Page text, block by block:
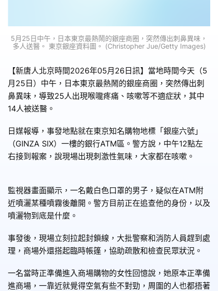
5月25日中午，日本東京最熱鬧的銀座商圈，突然傳出刺鼻異味，
多人送醫。 東京銀座資料圖。 (Christopher Jue/Getty Images)
【新唐人北京時間2026年05月26日訊】當地時間今天（5
月25日）中午，日本東京最熱鬧的銀座商圈，突然傳出刺
鼻異味，導致25人出現喉嚨疼痛、咳嗽等不適症狀，其中
14人被送醫。
日媒報導，事發地點就在東京知名購物地標「銀座六號」
（GINZA SIX）一樓的銀行ATM區。警方說，中午12點左
右接到報案，說現場出現刺激性氣味，大家都在咳嗽。
監視器畫面顯示，一名戴白色口罩的男子，疑似在ATM附
近噴灑某種噴霧後離開。警方目前正在追查他的身份，以及
噴灑物到底是什麼。
事發後，現場立刻拉起封鎖線，大批警察和消防人員趕到處
理，商場外還搭起臨時帳篷，協助疏散和檢查民眾狀況。
一名當時正準備進入商場購物的女性回憶說，她原本正準備
進商場，一靠近就覺得空氣有些不對勁，周圍的人也都捂著